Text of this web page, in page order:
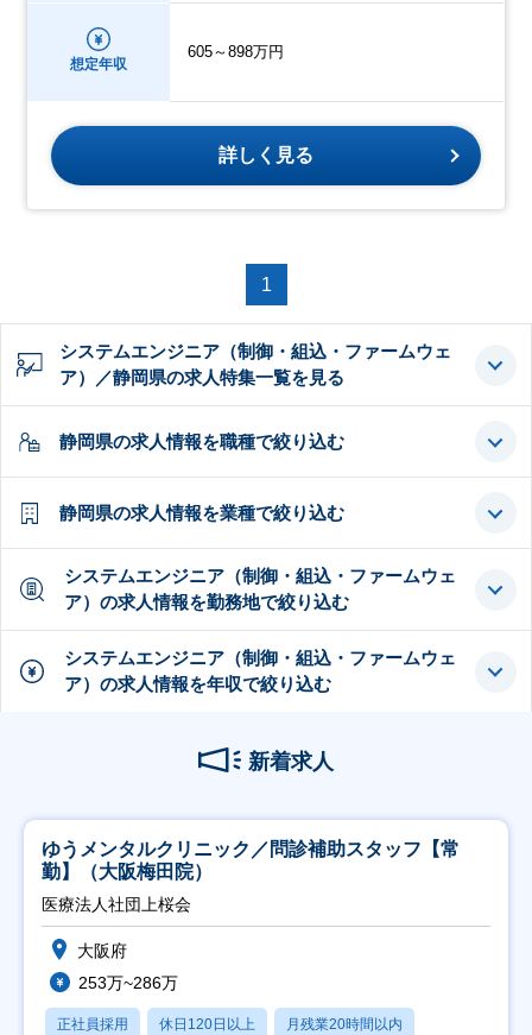
想定年収
605～898万円
詳しく見る
1
システムエンジニア（制御・組込・ファームウェ
ア）／静岡県の求人特集一覧を見る
静岡県の求人情報を職種で絞り込む
静岡県の求人情報を業種で絞り込む
システムエンジニア（制御・組込・ファームウェ
ア）の求人情報を勤務地で絞り込む
システムエンジニア（制御・組込・ファームウェ
ア）の求人情報を年収で絞り込む
新着求人
ゆうメンタルクリニック／問診補助スタッフ【常
勤】（大阪梅田院）
医療法人社団上桜会
大阪府
253万~286万
正社員採用 休日120日以上 月残業20時間以内